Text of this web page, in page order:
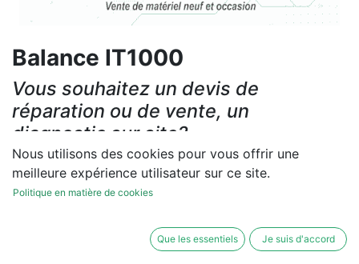
Balance IT1000
Vous souhaitez un devis de
réparation ou de vente, un
diagnostic sur site?
Contactez-nous
Les réparations et les ventes sont garanties
Nous utilisons des cookies pour vous offrir une
meilleure expérience utilisateur sur ce site.
Politique en matière de cookies
Que les essentiels Je suis d'accord